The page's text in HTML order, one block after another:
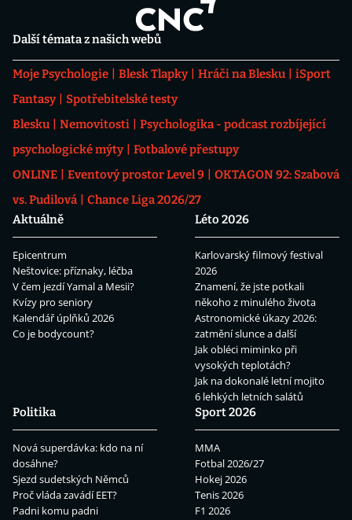
Další témata z našich webů
Moje Psychologie Blesk Tlapky Hráči na Blesku
iSport
Fantasy
Spotřebitelské testy
Blesku
Nemovitosti
Psychologika - podcast rozbíjející
psychologické mýty
Fotbalové přestupy
ONLINE
Eventový prostor Level 9
OKTAGON 92: Szabová
vs. Pudilová
Chance Liga 2026/27
Aktuálně
Epicentrum
Neštovice: příznaky, léčba
V čem jezdí Yamal a Mesii?
Kvízy pro seniory
Kalendář úplňků 2026
Co je bodycount?
Léto 2026
Karlovarský filmový festival
2026
Znamení, že jste potkali
někoho z minulého života
Astronomické úkazy 2026:
zatmění slunce a další
Jak obléci miminko při
vysokých teplotách?
Jak na dokonalé letní mojito
6 lehkých letních salátů
Politika
Nová superdávka: kdo na ní
dosáhne?
Sjezd sudetských Němců
Proč vláda zavádí EET?
Padni komu padni
Sport 2026
MMA
Fotbal 2026/27
Hokej 2026
Tenis 2026
F1 2026